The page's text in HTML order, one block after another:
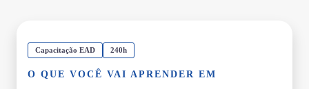
Capacitação EAD 240h
O QUE VOCÊ VAI APRENDER EM